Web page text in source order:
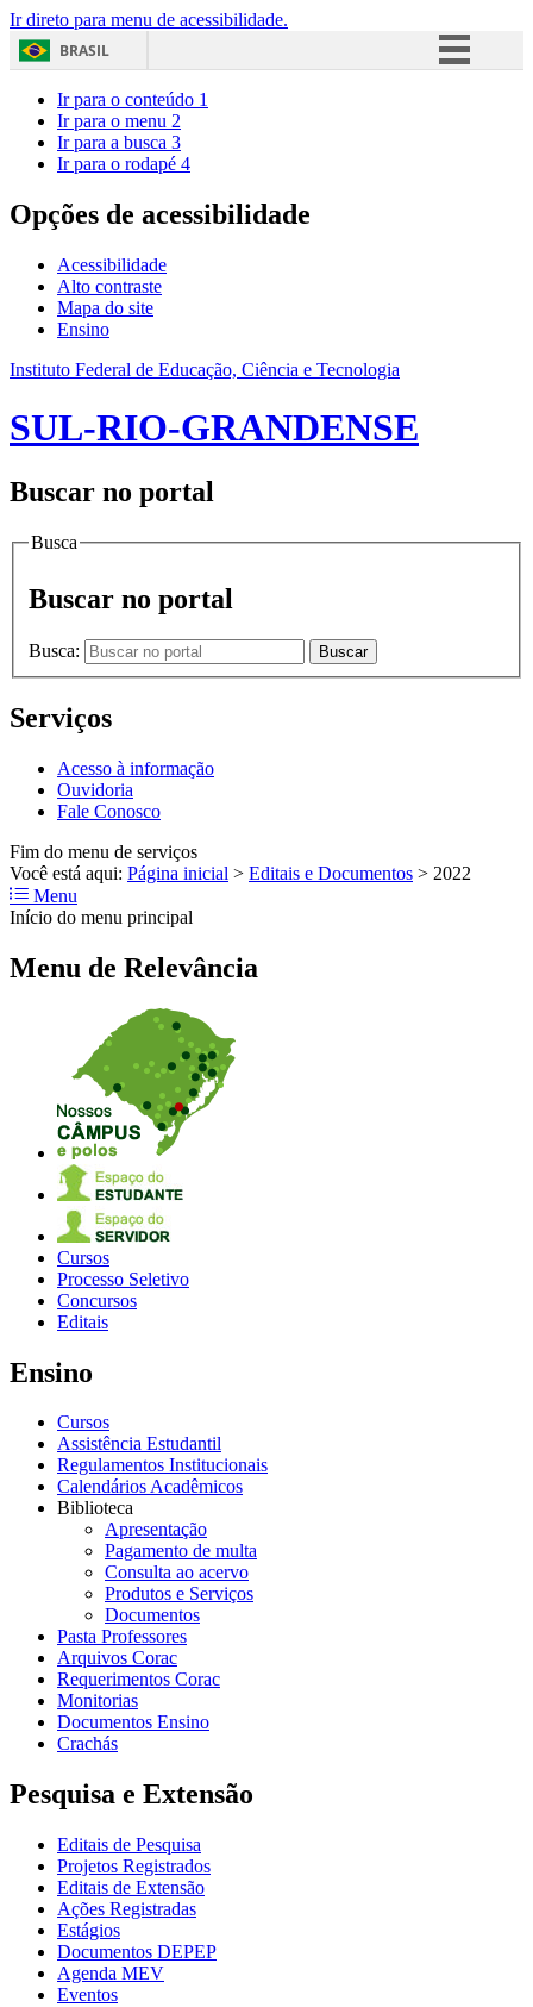
Ir direto para menu de acessibilidade.
BRASIL
Acesso à informação
Ir para o conteúdo 1
Ir para o menu 2
Ir para a busca 3
Ir para o rodapé 4
Opções de acessibilidade
Acessibilidade
Alto contraste
Mapa do site
Ensino
Instituto Federal de Educação, Ciência e Tecnologia
SUL-RIO-GRANDENSE
Buscar no portal
Busca
Buscar no portal
Busca: Buscar
Serviços
Acesso à informação
Ouvidoria
Fale Conosco
Fim do menu de serviços
Você está aqui: Página inicial > Editais e Documentos > 2022
Menu
Início do menu principal
Menu de Relevância
Cursos
Processo Seletivo
Concursos
Editais
Ensino
Cursos
Assistência Estudantil
Regulamentos Institucionais
Calendários Acadêmicos
Biblioteca
Apresentação
Pagamento de multa
Consulta ao acervo
Produtos e Serviços
Documentos
Pasta Professores
Arquivos Corac
Requerimentos Corac
Monitorias
Documentos Ensino
Crachás
Pesquisa e Extensão
Editais de Pesquisa
Projetos Registrados
Editais de Extensão
Ações Registradas
Estágios
Documentos DEPEP
Agenda MEV
Eventos